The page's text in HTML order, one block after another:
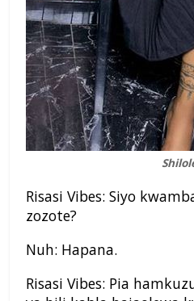
Risasi Vibes: Siyo
zozote?
Nuh: Hapana.
Risasi Vibes: Pia